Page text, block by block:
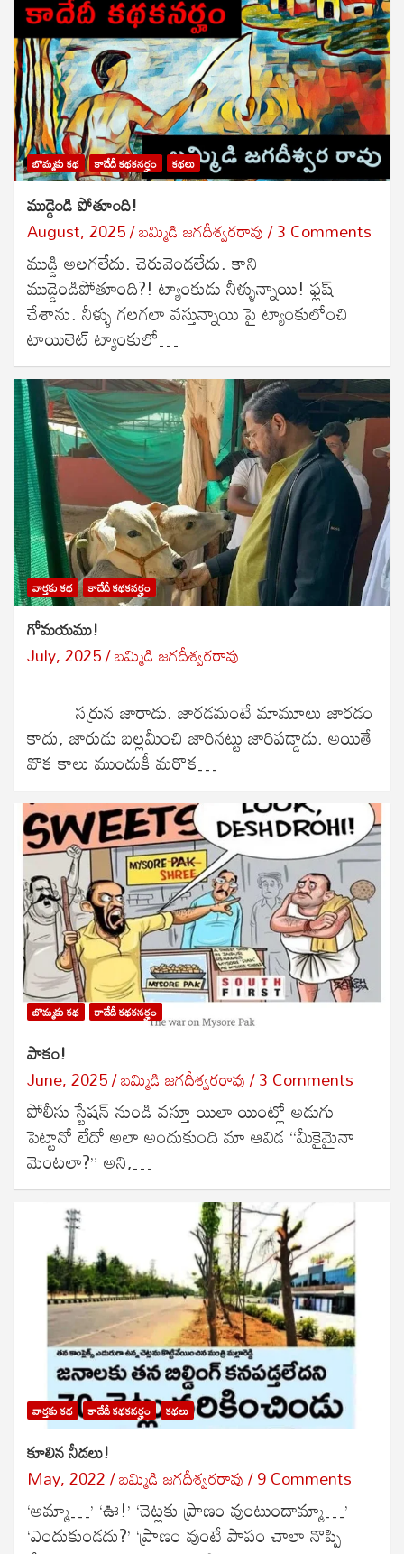
బొమ్మకు కథ కాదేదీ కథకనర్హం కథలు
ముడ్డెండి పోతూంది!
August, 2025 బ‌మ్మిడి జ‌గ‌దీశ్వ‌ర‌రావు 3 Comments
ముడ్డి అలగలేదు. చెరువెండలేదు. కాని
ముడ్డెండిపోతూంది?! ట్యాంకుడు నీళ్ళున్నాయి! ఫ్లష్
చేశాను. నీళ్ళు గలగలా వస్తున్నాయి పై ట్యాంకులోంచి
టాయిలెట్ ట్యాంకులో…
వార్తకు కథ కాదేదీ కథకనర్హం
గోమయము!
July, 2025 బ‌మ్మిడి జ‌గ‌దీశ్వ‌ర‌రావు
సర్రున జారాడు. జారడమంటే మామూలు జారడం
కాదు, జారుడు బల్లమీంచి జారినట్టు జారిపడ్డాడు. అయితే
వొక కాలు ముందుకీ మరొక…
బొమ్మకు కథ కాదేదీ కథకనర్హం
పాకం!
June, 2025 బ‌మ్మిడి జ‌గ‌దీశ్వ‌ర‌రావు 3 Comments
పోలీసు స్టేషన్ నుండి వస్తూ యిలా యింట్లో అడుగు
పెట్టానో లేదో అలా అందుకుంది మా ఆవిడ “మీకైమైనా
మెంటలా?” అని,…
వార్తకు కథ కాదేదీ కథకనర్హం కథలు
కూలిన నీడలు!
May, 2022 బ‌మ్మిడి జ‌గ‌దీశ్వ‌ర‌రావు 9 Comments
‘అమ్మా…’ ‘ఊ!’ ‘చెట్లకు ప్రాణం వుంటుందామ్మా…’
‘ఎందుకుండదు?’ ‘ప్రాణం వుంటే పాపం చాలా నొప్పి